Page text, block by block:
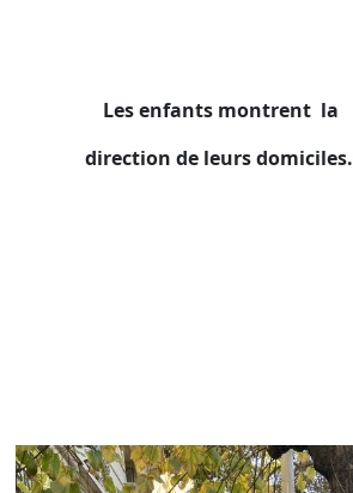
Les enfants montrent la
direction de leurs domiciles.